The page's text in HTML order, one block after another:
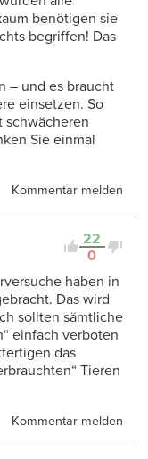
benötigen sie
begriffen! Das
– und es braucht
einsetzen. So
schwächeren
Sie einmal
Kommentar melden
22
0
haben in
Das wird
sollten sämtliche
einfach verboten
das
Tieren
Kommentar melden